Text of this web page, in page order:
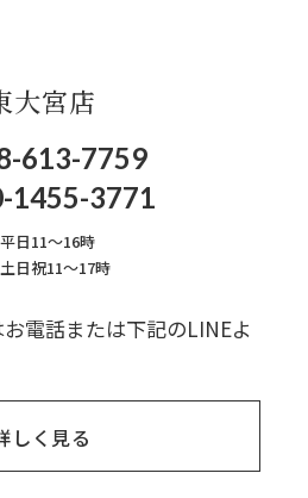
大宮店
613-7759
1455-3771
平日11〜16時
土日祝11〜17時
電話または下記のLINEよ
しく見る